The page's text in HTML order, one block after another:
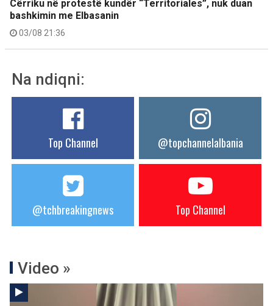
Cërriku në protestë kundër “Territoriales”, nuk duan
bashkimin me Elbasanin
03/08 21:36
Na ndiqni:
Top Channel @topchannelalbania
@tchbreakingnews Top Channel
Video »